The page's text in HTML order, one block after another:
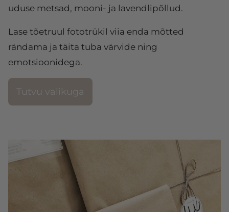
uduse metsad, mooni- ja lavendlipõllud.
Lase tõetruul fototrükil viia enda mõtted
rändama ja täita tuba värvide ning
emotsioonidega.
Tutvu valikuga